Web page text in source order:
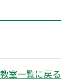
室一覧に戻る